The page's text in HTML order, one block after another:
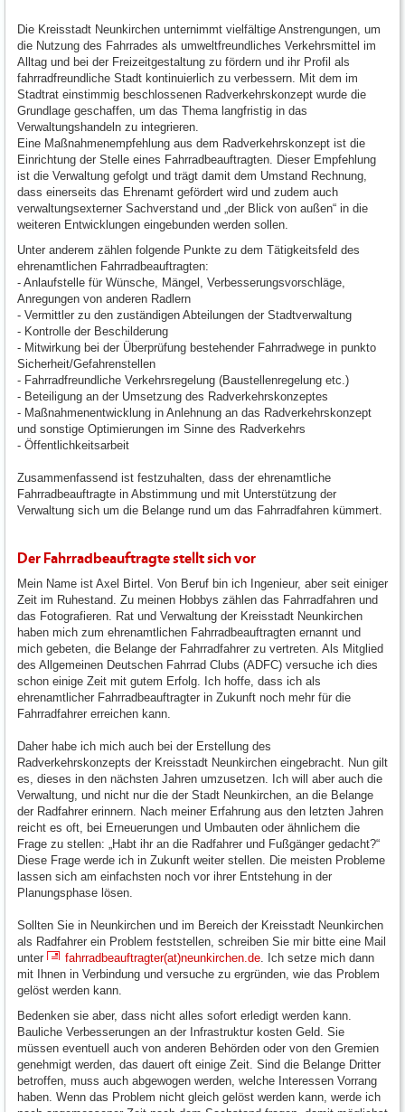
Die Kreisstadt Neunkirchen unternimmt vielfältige Anstrengungen, um
die Nutzung des Fahrrades als umweltfreundliches Verkehrsmittel im
Alltag und bei der Freizeitgestaltung zu fördern und ihr Profil als
fahrradfreundliche Stadt kontinuierlich zu verbessern. Mit dem im
Stadtrat einstimmig beschlossenen Radverkehrskonzept wurde die
Grundlage geschaffen, um das Thema langfristig in das
Verwaltungshandeln zu integrieren.
Eine Maßnahmenempfehlung aus dem Radverkehrskonzept ist die
Einrichtung der Stelle eines Fahrradbeauftragten. Dieser Empfehlung
ist die Verwaltung gefolgt und trägt damit dem Umstand Rechnung,
dass einerseits das Ehrenamt gefördert wird und zudem auch
verwaltungsexterner Sachverstand und „der Blick von außen“ in die
weiteren Entwicklungen eingebunden werden sollen.
Unter anderem zählen folgende Punkte zu dem Tätigkeitsfeld des
ehrenamtlichen Fahrradbeauftragten:
- Anlaufstelle für Wünsche, Mängel, Verbesserungsvorschläge,
Anregungen von anderen Radlern
- Vermittler zu den zuständigen Abteilungen der Stadtverwaltung
- Kontrolle der Beschilderung
- Mitwirkung bei der Überprüfung bestehender Fahrradwege in punkto
Sicherheit/Gefahrenstellen
- Fahrradfreundliche Verkehrsregelung (Baustellenregelung etc.)
- Beteiligung an der Umsetzung des Radverkehrskonzeptes
- Maßnahmenentwicklung in Anlehnung an das Radverkehrskonzept
und sonstige Optimierungen im Sinne des Radverkehrs
- Öffentlichkeitsarbeit
Zusammenfassend ist festzuhalten, dass der ehrenamtliche
Fahrradbeauftragte in Abstimmung und mit Unterstützung der
Verwaltung sich um die Belange rund um das Fahrradfahren kümmert.
Der Fahrradbeauftragte stellt sich vor
Mein Name ist Axel Birtel. Von Beruf bin ich Ingenieur, aber seit einiger
Zeit im Ruhestand. Zu meinen Hobbys zählen das Fahrradfahren und
das Fotografieren. Rat und Verwaltung der Kreisstadt Neunkirchen
haben mich zum ehrenamtlichen Fahrradbeauftragten ernannt und
mich gebeten, die Belange der Fahrradfahrer zu vertreten. Als Mitglied
des Allgemeinen Deutschen Fahrrad Clubs (ADFC) versuche ich dies
schon einige Zeit mit gutem Erfolg. Ich hoffe, dass ich als
ehrenamtlicher Fahrradbeauftragter in Zukunft noch mehr für die
Fahrradfahrer erreichen kann.
Daher habe ich mich auch bei der Erstellung des
Radverkehrskonzepts der Kreisstadt Neunkirchen eingebracht. Nun gilt
es, dieses in den nächsten Jahren umzusetzen. Ich will aber auch die
Verwaltung, und nicht nur die der Stadt Neunkirchen, an die Belange
der Radfahrer erinnern. Nach meiner Erfahrung aus den letzten Jahren
reicht es oft, bei Erneuerungen und Umbauten oder ähnlichem die
Frage zu stellen: „Habt ihr an die Radfahrer und Fußgänger gedacht?“
Diese Frage werde ich in Zukunft weiter stellen. Die meisten Probleme
lassen sich am einfachsten noch vor ihrer Entstehung in der
Planungsphase lösen.
Sollten Sie in Neunkirchen und im Bereich der Kreisstadt Neunkirchen
als Radfahrer ein Problem feststellen, schreiben Sie mir bitte eine Mail
unter
fahrradbeauftragter(at)neunkirchen.de . Ich setze mich dann
mit Ihnen in Verbindung und versuche zu ergründen, wie das Problem
gelöst werden kann.
Bedenken sie aber, dass nicht alles sofort erledigt werden kann.
Bauliche Verbesserungen an der Infrastruktur kosten Geld. Sie
müssen eventuell auch von anderen Behörden oder von den Gremien
genehmigt werden, das dauert oft einige Zeit. Sind die Belange Dritter
betroffen, muss auch abgewogen werden, welche Interessen Vorrang
haben. Wenn das Problem nicht gleich gelöst werden kann, werde ich